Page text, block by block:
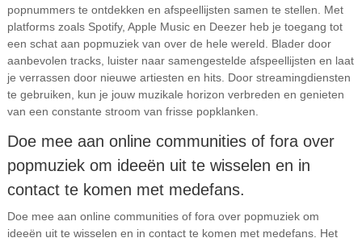
popnummers te ontdekken en afspeellijsten samen te stellen. Met
platforms zoals Spotify, Apple Music en Deezer heb je toegang tot
een schat aan popmuziek van over de hele wereld. Blader door
aanbevolen tracks, luister naar samengestelde afspeellijsten en laat
je verrassen door nieuwe artiesten en hits. Door streamingdiensten
te gebruiken, kun je jouw muzikale horizon verbreden en genieten
van een constante stroom van frisse popklanken.
Doe mee aan online communities of fora over
popmuziek om ideeën uit te wisselen en in
contact te komen met medefans.
Doe mee aan online communities of fora over popmuziek om
ideeën uit te wisselen en in contact te komen met medefans. Het